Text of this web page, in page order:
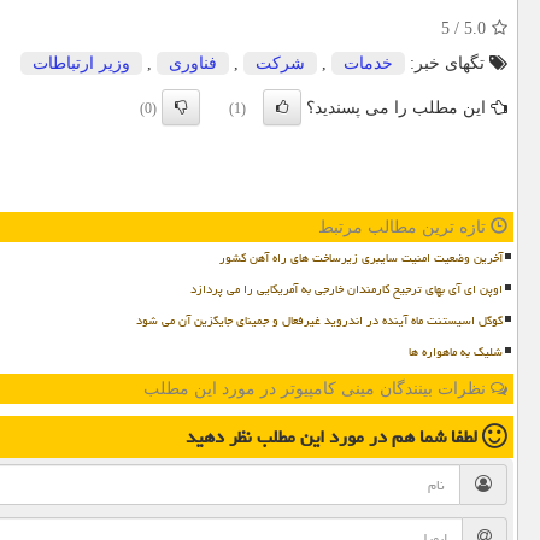
5.0
/
5
تگهای خبر:
خدمات , شركت , فناوری , وزیر ارتباطات
این مطلب را می پسندید؟ (1)
(0)
تازه ترین مطالب مرتبط
آخرین وضعیت امنیت سایبری زیرساخت های راه آهن کشور
اوپن ای آی بهای ترجیح کارمندان خارجی به آمریکایی را می پردازد
گوگل اسیستنت ماه آینده در اندروید غیرفعال و جمینای جایگزین آن می شود
شلیک به ماهواره ها
نظرات بینندگان مینی کامپیوتر در مورد این مطلب
لطفا شما همدر مورد این مطلبنظر دهید